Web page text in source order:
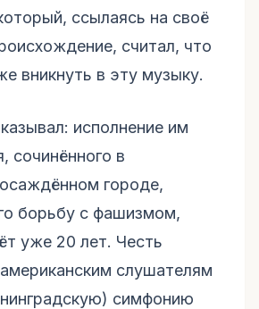
ссылаясь на своё
считал, что
вникнуть в эту музыку.
исполнение им
сочинённого в
городе,
борьбу с фашизмом,
уже 20 лет. Честь
слушателям
симфонию